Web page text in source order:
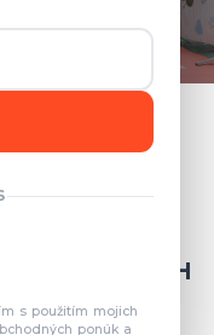
s použitím mojich
ponúk a